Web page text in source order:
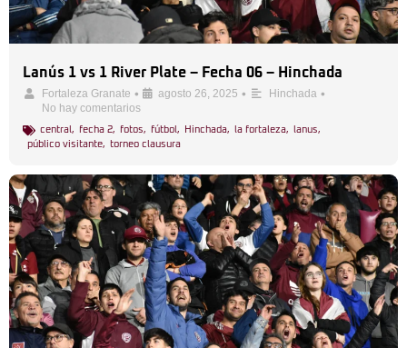
Lanús 1 vs 1 River Plate – Fecha 06 – Hinchada
Fortaleza Granate • agosto 26, 2025 • Hinchada •
No hay comentarios
central , fecha 2, fotos, fútbol , Hinchada, la fortaleza, lanus,
público visitante, torneo clausura